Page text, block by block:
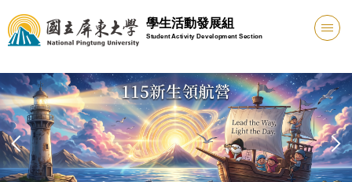
跳
到
主
內
容
區
學生活動發展組
Student Activity Development Section